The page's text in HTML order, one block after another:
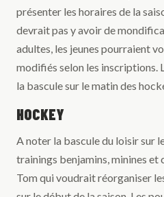
présenter les horaires de la
devrait pas y avoir de
adultes, les jeunes pourraient
modifiés selon les inscriptions.
la bascule sur le matin des
HOCKEY
A noter la bascule du loisir sur
trainings benjamins, minines
Tom qui voudrait réorganiser